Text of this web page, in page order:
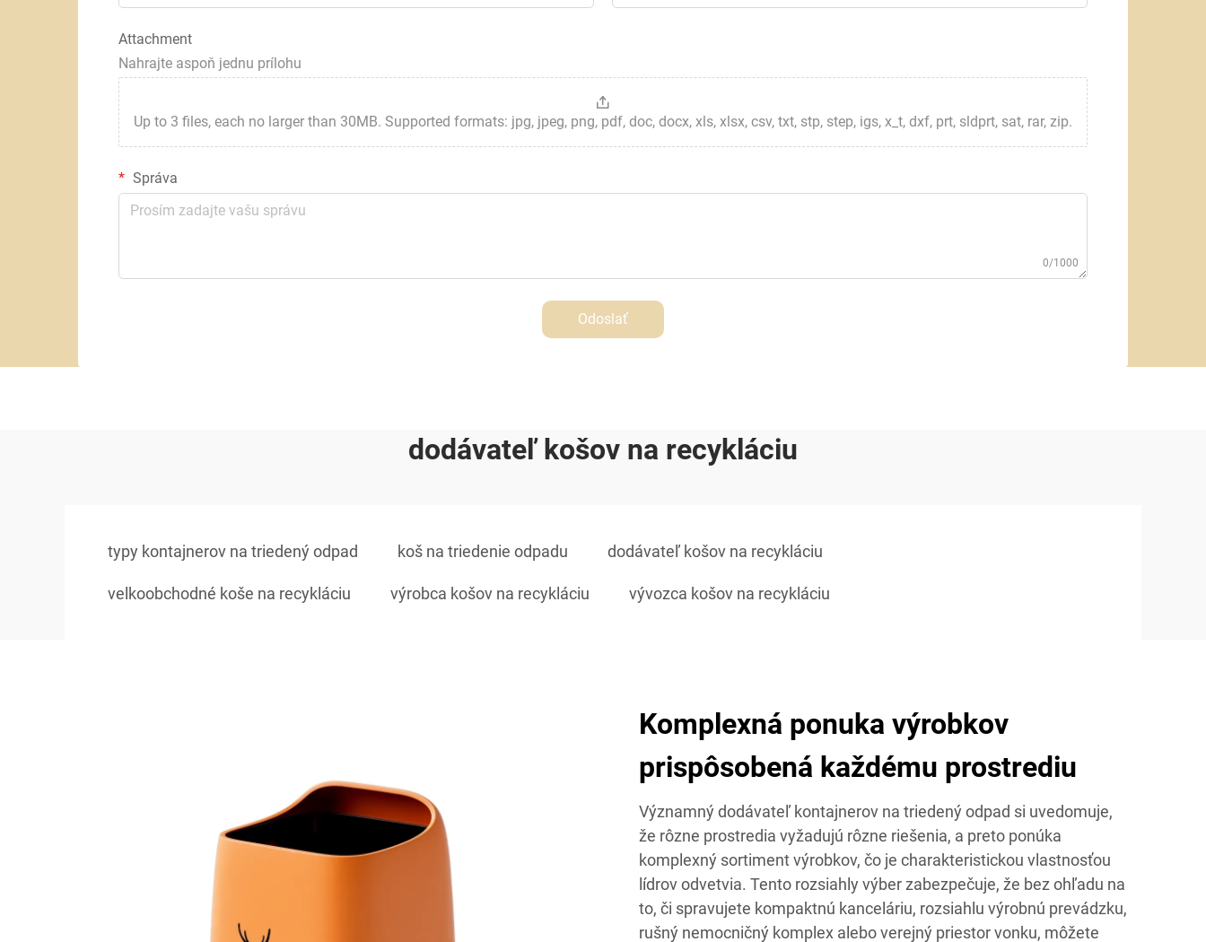
Attachment
Nahrajte aspoň jednu prílohu
Up to 3 files, each no larger than 30MB. Supported formats: jpg, jpeg, png, pdf, doc, docx, xls, xlsx, csv, txt, stp, step, igs, x_t, dxf, prt, sldprt, sat, rar, zip.
Správa
0/1000
Odoslať
dodávateľ košov na recykláciu
typy kontajnerov na triedený odpad koš na triedenie odpadu dodávateľ košov na recykláciu
velkoobchodné koše na recykláciu výrobca košov na recykláciu vývozca košov na recykláciu
Komplexná ponuka výrobkov
prispôsobená každému prostrediu
Významný dodávateľ kontajnerov na triedený odpad si uvedomuje,
že rôzne prostredia vyžadujú rôzne riešenia, a preto ponúka
komplexný sortiment výrobkov, čo je charakteristickou vlastnosťou
lídrov odvetvia. Tento rozsiahly výber zabezpečuje, že bez ohľadu na
to, či spravujete kompaktnú kanceláriu, rozsiahlu výrobnú prevádzku,
rušný nemocničný komplex alebo verejný priestor vonku, môžete